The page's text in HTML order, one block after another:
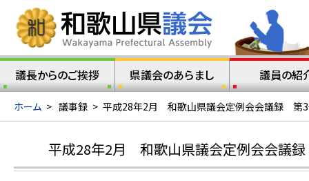
議長からのご挨拶 県議会のあらまし 議員の紹
ホーム > 議事録 > 平成28年2月 和歌山県議会定例会会議録 第3
平成28年2月 和歌山県議会定例会会議